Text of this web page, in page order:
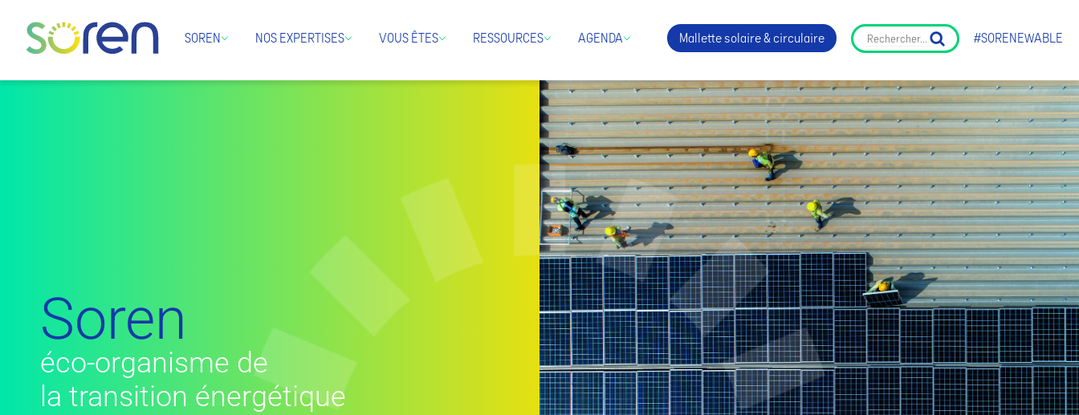
SOREN NOS EXPERTISES VOUS ÊTES RESSOURCES AGENDA Mallette solaire & circulaire #SORENEWABLE
Soren
éco-organisme de
la transition énergétique